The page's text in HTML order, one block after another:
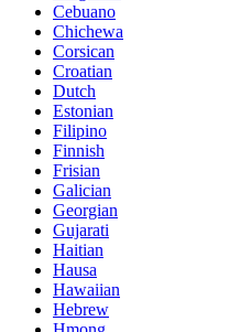
Cebuano
Chichewa
Corsican
Croatian
Dutch
Estonian
Filipino
Finnish
Frisian
Galician
Georgian
Gujarati
Haitian
Hausa
Hawaiian
Hebrew